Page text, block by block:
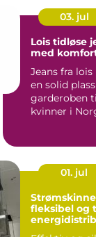
03. jul
Lois tidløse jeans
med
Jeans fra
en solid
garderoben
kvinner i
01. jul
fleksibel og